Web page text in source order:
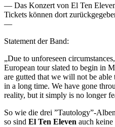
— Das Konzert von El Ten
Tickets können dort
—
Statement der Band:
„Due to unforeseen
European tour slated to begin in
are gutted that we will not be
in a long time. We have gone
reality, but it simply is no longer
So wie die drei ”Tautology”-
so sind El Ten Eleven auch